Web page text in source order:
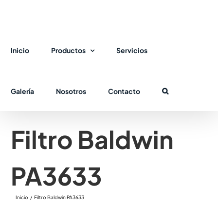
Inicio Productos Servicios
Galería Nosotros Contacto
Filtro Baldwin
PA3633
Inicio Filtro Baldwin PA3633